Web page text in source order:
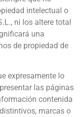
intelectual o
ni los altere total
una
de propiedad de
expresamente lo
las páginas
contenida
marcas o